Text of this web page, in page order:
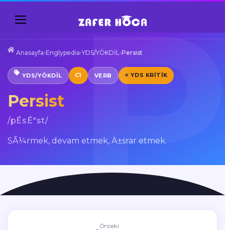
Anasayfa›Englypedia›YDS/YÖKDİL›Persist
YDS/YÖKDİL C1 VERB ⭐ YDS KRITIK
Persist
/pÉsÉªst/
SÃ¼rmek, devam etmek, Ä±srar etmek.
Önceki